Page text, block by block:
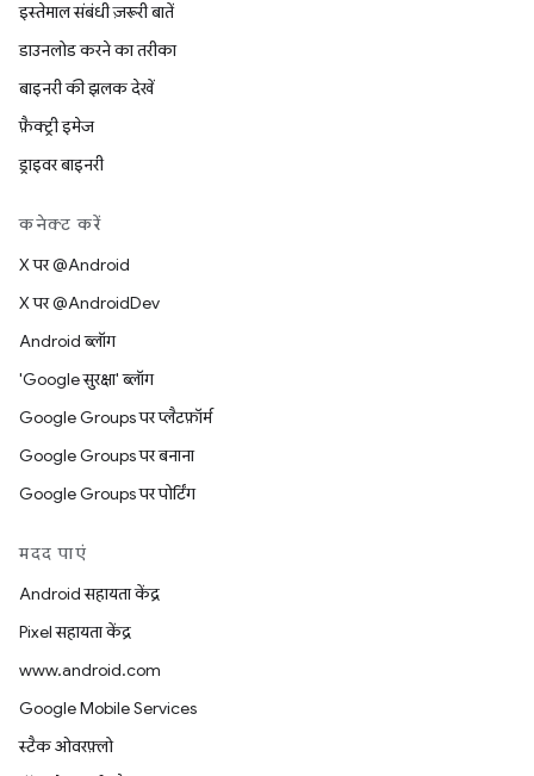
इस्तेमाल संबंधी ज़रूरी बातें
डाउनलोड करने का तरीका
बाइनरी की झलक देखें
फ़ैक्ट्री इमेज
ड्राइवर बाइनरी
कनेक्ट करें
X पर @Android
X पर @AndroidDev
Android ब्लॉग
'Google सुरक्षा' ब्लॉग
Google Groups पर प्लैटफ़ॉर्म
Google Groups पर बनाना
Google Groups पर पोर्टिंग
मदद पाएं
Android सहायता केंद्र
Pixel सहायता केंद्र
www.android.com
Google Mobile Services
स्टैक ओवरफ़्लो